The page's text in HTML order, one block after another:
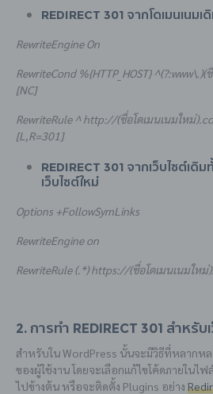
Redirect 301 จากโดเมนเนมเดิ
RewriteEngine On
RewriteCond %{HTTP_HOST} ^(?:www\.)(
[NC]
RewriteRule ^ http://(ชื่อโดเมนเนมใหม่)
[L,R=301]
Redirect 301 จากเว็บไซต์เดิม
เว็บไซต์ใหม่
Options +FollowSymLinks
RewriteEngine on
RewriteRule (.*) https://(ชื่อโดเมนเนมใหม่)
2. การทำ Redirect 301 สำหรั
สำหรับใน WordPress นั้นจะมีวิธีที่หลากห
ของผู้ใช้งาน โดยจะเลือกแก้ไขโค้ดภายในไ
ไปข้างต้น หรือจะติดตั้ง Plugins อย่าง